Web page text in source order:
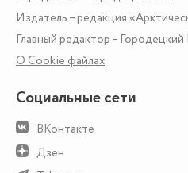
Издатель – редакция
Главный редактор – Городецкий
О Сookie файлах
Социальные сети
ВКонтакте
Дзен